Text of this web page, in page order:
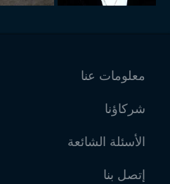
معلومات عنا
شركاؤنا
الأسئلة الشائعة
إتصل بنا